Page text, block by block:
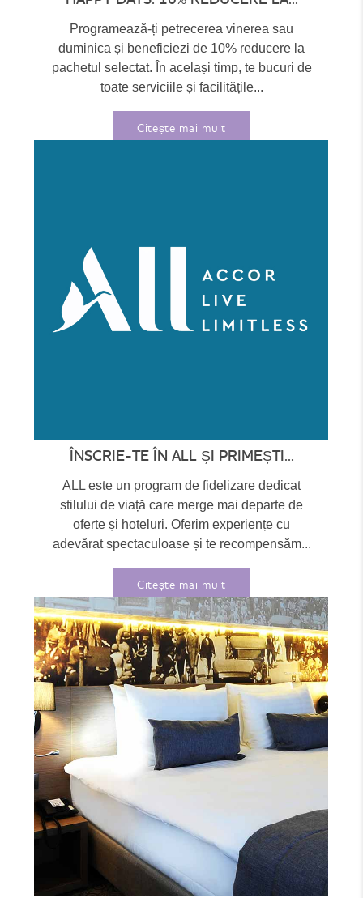
Programează-ți petrecerea vinerea sau
duminica și beneficiezi de 10% reducere la
pachetul selectat. În același timp, te bucuri de
toate serviciile și facilitățile...
Citește mai mult
ÎNSCRIE-TE ÎN ALL ȘI PRIMEȘTI...
ALL este un program de fidelizare dedicat
stilului de viață care merge mai departe de
oferte și hoteluri. Oferim experiențe cu
adevărat spectaculoase și te recompensăm...
Citește mai mult